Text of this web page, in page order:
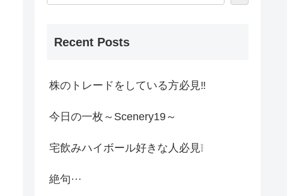
Recent Posts
株のトレードをしている方必見‼
今日の一枚～Scenery19～
宅飲みハイボール好きな人必見❕
絶句···